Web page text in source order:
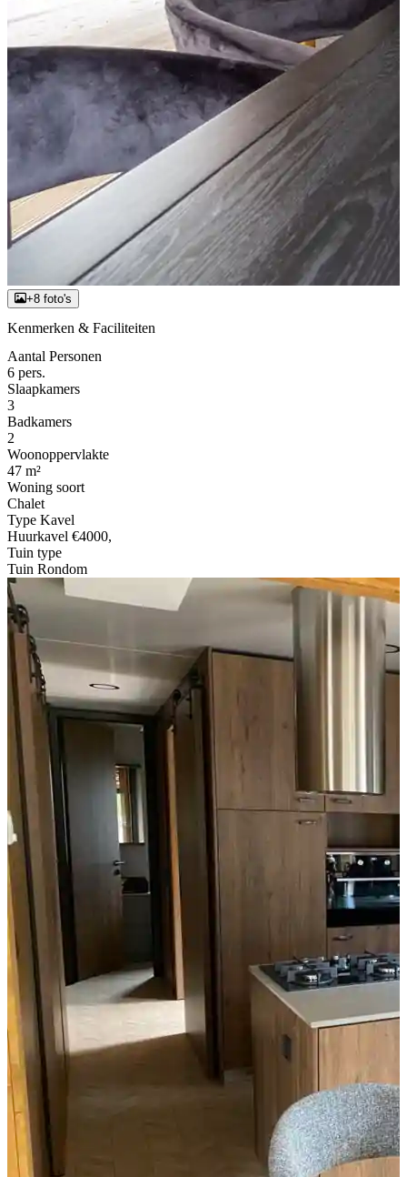
+8 foto's
Kenmerken & Faciliteiten
Aantal Personen
6 pers.
Slaapkamers
3
Badkamers
2
Woonoppervlakte
47 m²
Woning soort
Chalet
Type Kavel
Huurkavel €4000,
Tuin type
Tuin Rondom